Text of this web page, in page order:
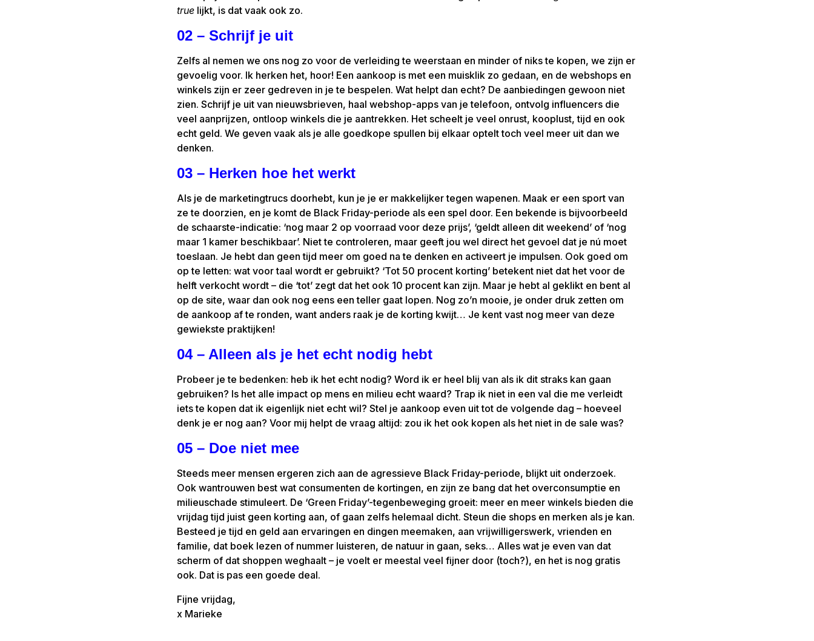
true lijkt, is dat vaak ook zo.
02 – Schrijf je uit
Zelfs al nemen we ons nog zo voor de verleiding te weerstaan en minder of niks te kopen, we zijn er
gevoelig voor. Ik herken het, hoor! Een aankoop is met een muisklik zo gedaan, en de webshops en
winkels zijn er zeer gedreven in je te bespelen. Wat helpt dan echt? De aanbiedingen gewoon niet
zien. Schrijf je uit van nieuwsbrieven, haal webshop-apps van je telefoon, ontvolg influencers die
veel aanprijzen, ontloop winkels die je aantrekken. Het scheelt je veel onrust, kooplust, tijd en ook
echt geld. We geven vaak als je alle goedkope spullen bij elkaar optelt toch veel meer uit dan we
denken.
03 – Herken hoe het werkt
Als je de marketingtrucs doorhebt, kun je je er makkelijker tegen wapenen. Maak er een sport van
ze te doorzien, en je komt de Black Friday-periode als een spel door. Een bekende is bijvoorbeeld
de schaarste-indicatie: ‘nog maar 2 op voorraad voor deze prijs’, ‘geldt alleen dit weekend’ of ‘nog
maar 1 kamer beschikbaar’. Niet te controleren, maar geeft jou wel direct het gevoel dat je nú moet
toeslaan. Je hebt dan geen tijd meer om goed na te denken en activeert je impulsen. Ook goed om
op te letten: wat voor taal wordt er gebruikt? ‘Tot 50 procent korting’ betekent niet dat het voor de
helft verkocht wordt – die ‘tot’ zegt dat het ook 10 procent kan zijn. Maar je hebt al geklikt en bent al
op de site, waar dan ook nog eens een teller gaat lopen. Nog zo’n mooie, je onder druk zetten om
de aankoop af te ronden, want anders raak je de korting kwijt… Je kent vast nog meer van deze
gewiekste praktijken!
04 – Alleen als je het echt nodig hebt
Probeer je te bedenken: heb ik het echt nodig? Word ik er heel blij van als ik dit straks kan gaan
gebruiken? Is het alle impact op mens en milieu echt waard? Trap ik niet in een val die me verleidt
iets te kopen dat ik eigenlijk niet echt wil? Stel je aankoop even uit tot de volgende dag – hoeveel
denk je er nog aan? Voor mij helpt de vraag altijd: zou ik het ook kopen als het niet in de sale was?
05 – Doe niet mee
Steeds meer mensen ergeren zich aan de agressieve Black Friday-periode, blijkt uit onderzoek.
Ook wantrouwen best wat consumenten de kortingen, en zijn ze bang dat het overconsumptie en
milieuschade stimuleert. De ‘Green Friday’-tegenbeweging groeit: meer en meer winkels bieden die
vrijdag tijd juist geen korting aan, of gaan zelfs helemaal dicht. Steun die shops en merken als je kan.
Besteed je tijd en geld aan ervaringen en dingen meemaken, aan vrijwilligerswerk, vrienden en
familie, dat boek lezen of nummer luisteren, de natuur in gaan, seks… Alles wat je even van dat
scherm of dat shoppen weghaalt – je voelt er meestal veel fijner door (toch?), en het is nog gratis
ook. Dat is pas een goede deal.
Fijne vrijdag,
x Marieke